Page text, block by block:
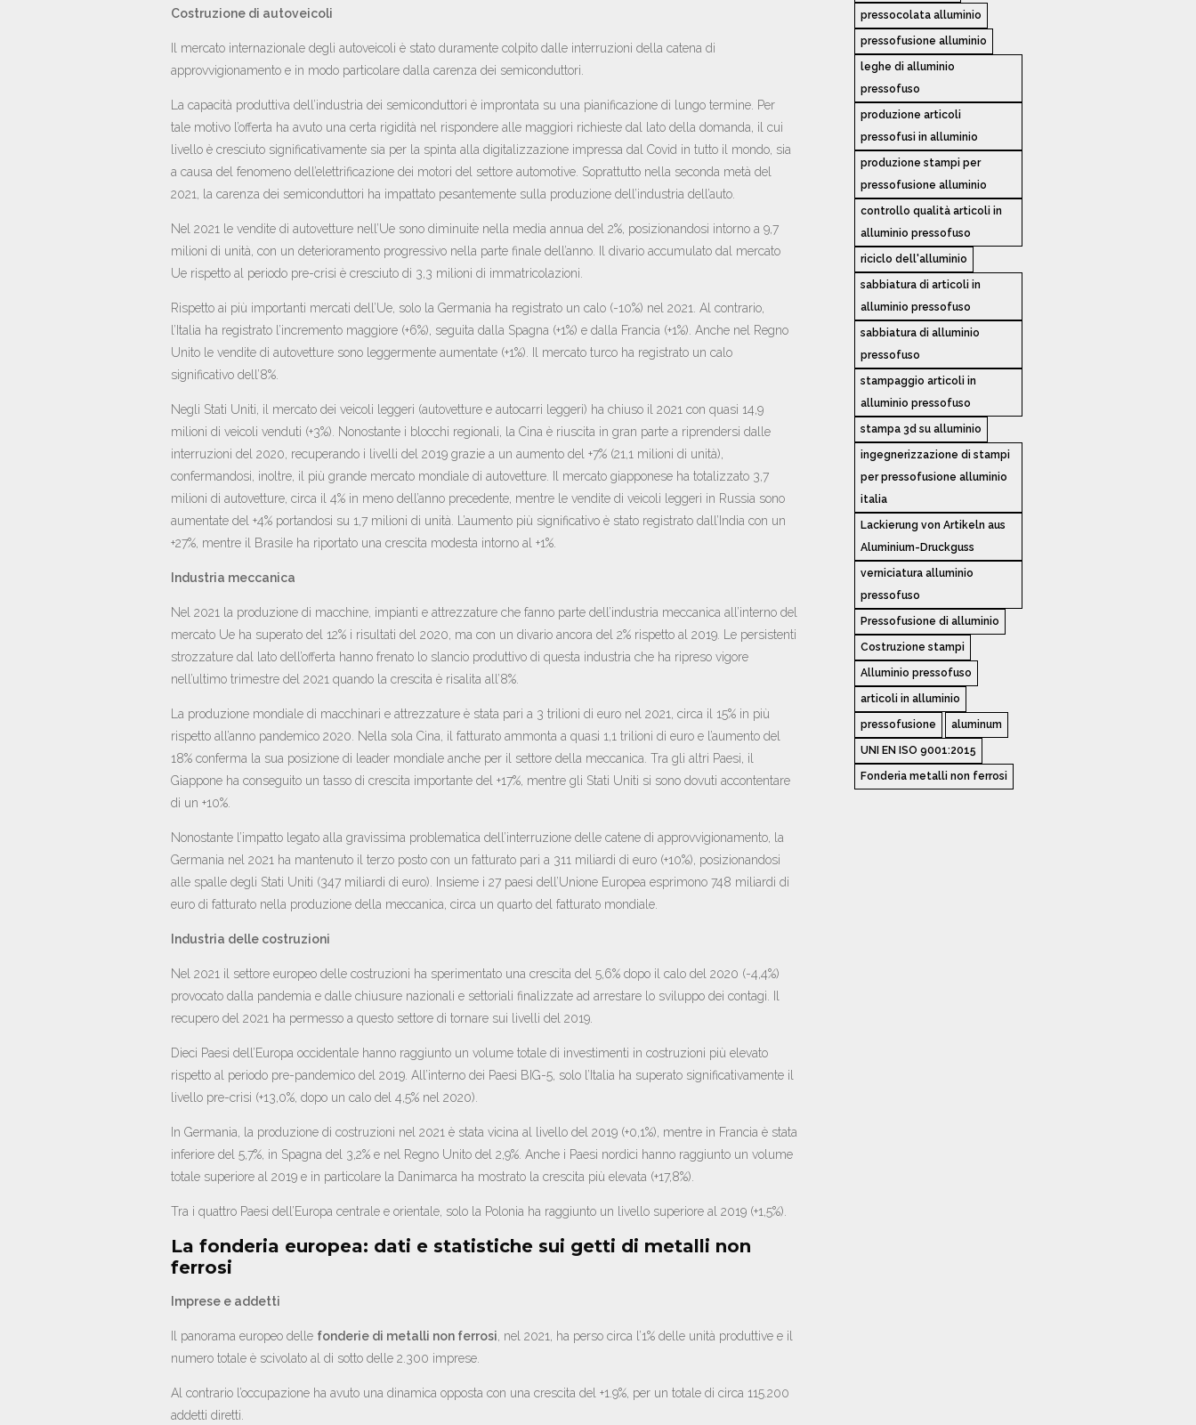
Costruzione di autoveicoli
Il mercato internazionale degli autoveicoli è stato duramente colpito dalle interruzioni della catena di
approvvigionamento e in modo particolare dalla carenza dei semiconduttori.
La capacità produttiva dell’industria dei semiconduttori è improntata su una pianificazione di lungo termine. Per
tale motivo l’offerta ha avuto una certa rigidità nel rispondere alle maggiori richieste dal lato della domanda, il cui
livello è cresciuto significativamente sia per la spinta alla digitalizzazione impressa dal Covid in tutto il mondo, sia
a causa del fenomeno dell’elettrificazione dei motori del settore automotive. Soprattutto nella seconda metà del
2021, la carenza dei semiconduttori ha impattato pesantemente sulla produzione dell’industria dell’auto.
Nel 2021 le vendite di autovetture nell’Ue sono diminuite nella media annua del 2%, posizionandosi intorno a 9,7
milioni di unità, con un deterioramento progressivo nella parte finale dell’anno. Il divario accumulato dal mercato
Ue rispetto al periodo pre-crisi è cresciuto di 3,3 milioni di immatricolazioni.
Rispetto ai più importanti mercati dell’Ue, solo la Germania ha registrato un calo (-10%) nel 2021. Al contrario,
l’Italia ha registrato l’incremento maggiore (+6%), seguita dalla Spagna (+1%) e dalla Francia (+1%). Anche nel Regno
Unito le vendite di autovetture sono leggermente aumentate (+1%). Il mercato turco ha registrato un calo
significativo dell’8%.
Negli Stati Uniti, il mercato dei veicoli leggeri (autovetture e autocarri leggeri) ha chiuso il 2021 con quasi 14,9
milioni di veicoli venduti (+3%). Nonostante i blocchi regionali, la Cina è riuscita in gran parte a riprendersi dalle
interruzioni del 2020, recuperando i livelli del 2019 grazie a un aumento del +7% (21,1 milioni di unità),
confermandosi, inoltre, il più grande mercato mondiale di autovetture. Il mercato giapponese ha totalizzato 3,7
milioni di autovetture, circa il 4% in meno dell’anno precedente, mentre le vendite di veicoli leggeri in Russia sono
aumentate del +4% portandosi su 1,7 milioni di unità. L’aumento più significativo è stato registrato dall’India con un
+27%, mentre il Brasile ha riportato una crescita modesta intorno al +1%.
Industria meccanica
Nel 2021 la produzione di macchine, impianti e attrezzature che fanno parte dell’industria meccanica all’interno del
mercato Ue ha superato del 12% i risultati del 2020, ma con un divario ancora del 2% rispetto al 2019. Le persistenti
strozzature dal lato dell’offerta hanno frenato lo slancio produttivo di questa industria che ha ripreso vigore
nell’ultimo trimestre del 2021 quando la crescita è risalita all’8%.
La produzione mondiale di macchinari e attrezzature è stata pari a 3 trilioni di euro nel 2021, circa il 15% in più
rispetto all’anno pandemico 2020. Nella sola Cina, il fatturato ammonta a quasi 1,1 trilioni di euro e l’aumento del
18% conferma la sua posizione di leader mondiale anche per il settore della meccanica. Tra gli altri Paesi, il
Giappone ha conseguito un tasso di crescita importante del +17%, mentre gli Stati Uniti si sono dovuti accontentare
di un +10%.
Nonostante l’impatto legato alla gravissima problematica dell’interruzione delle catene di approvvigionamento, la
Germania nel 2021 ha mantenuto il terzo posto con un fatturato pari a 311 miliardi di euro (+10%), posizionandosi
alle spalle degli Stati Uniti (347 miliardi di euro). Insieme i 27 paesi dell’Unione Europea esprimono 748 miliardi di
euro di fatturato nella produzione della meccanica, circa un quarto del fatturato mondiale.
Industria delle costruzioni
Nel 2021 il settore europeo delle costruzioni ha sperimentato una crescita del 5,6% dopo il calo del 2020 (-4,4%)
provocato dalla pandemia e dalle chiusure nazionali e settoriali finalizzate ad arrestare lo sviluppo dei contagi. Il
recupero del 2021 ha permesso a questo settore di tornare sui livelli del 2019.
Dieci Paesi dell’Europa occidentale hanno raggiunto un volume totale di investimenti in costruzioni più elevato
rispetto al periodo pre-pandemico del 2019. All’interno dei Paesi BIG-5, solo l’Italia ha superato significativamente il
livello pre-crisi (+13,0%, dopo un calo del 4,5% nel 2020).
In Germania, la produzione di costruzioni nel 2021 è stata vicina al livello del 2019 (+0,1%), mentre in Francia è stata
inferiore del 5,7%, in Spagna del 3,2% e nel Regno Unito del 2,9%. Anche i Paesi nordici hanno raggiunto un volume
totale superiore al 2019 e in particolare la Danimarca ha mostrato la crescita più elevata (+17,8%).
Tra i quattro Paesi dell’Europa centrale e orientale, solo la Polonia ha raggiunto un livello superiore al 2019 (+1,5%).
La fonderia europea: dati e statistiche sui getti di metalli non
ferrosi
Imprese e addetti
Il panorama europeo delle fonderie di metalli non ferrosi , nel 2021, ha perso circa l’1% delle unità produttive e il
numero totale è scivolato al di sotto delle 2.300 imprese.
Al contrario l’occupazione ha avuto una dinamica opposta con una crescita del +1.9%, per un totale di circa 115.200
addetti diretti.
pressocolata alluminio
pressofusione alluminio
leghe di alluminio
pressofuso
produzione articoli
pressofusi in alluminio
produzione stampi per
pressofusione alluminio
controllo qualità articoli in
alluminio pressofuso
riciclo dell'alluminio
sabbiatura di articoli in
alluminio pressofuso
sabbiatura di alluminio
pressofuso
stampaggio articoli in
alluminio pressofuso
stampa 3d su alluminio
ingegnerizzazione di stampi
per pressofusione alluminio
italia
Lackierung von Artikeln aus
Aluminium-Druckguss
verniciatura alluminio
pressofuso
Pressofusione di alluminio
Costruzione stampi
Alluminio pressofuso
articoli in alluminio
pressofusione aluminum
UNI EN ISO 9001:2015
Fonderia metalli non ferrosi